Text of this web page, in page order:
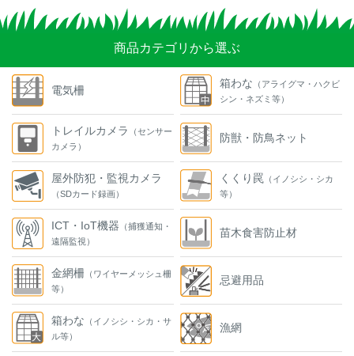
商品カテゴリから選ぶ
電気柵
トレイルカメラ
（センサー
カメラ）
屋外防犯・監視カメラ
（SDカード録画）
ICT・IoT機器 （捕獲通知・
遠隔監視）
金網柵 （ワイヤーメッシュ柵
等）
箱わな （イノシシ・シカ・サ
ル等）
箱わな （アライグマ・ハクビ
シン・ネズミ等）
防獣・防鳥ネット
くくり罠 （イノシシ・シカ
等）
苗木食害防止材
忌避用品
漁網